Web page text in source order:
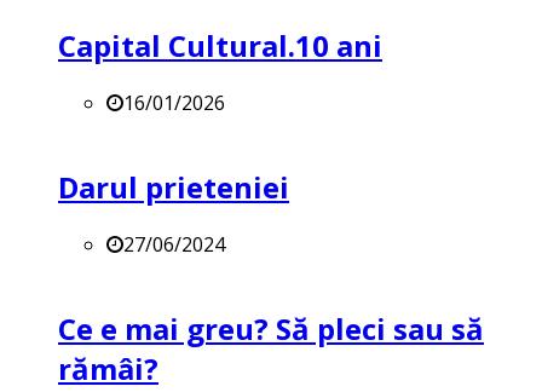
Capital Cultural.10 ani
16/01/2026
Darul prieteniei
27/06/2024
Ce e mai greu? Să pleci sau să
rămâi?